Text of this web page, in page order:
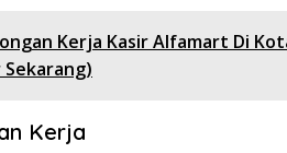
Kerja Kasir Alfamart Di
Kerja